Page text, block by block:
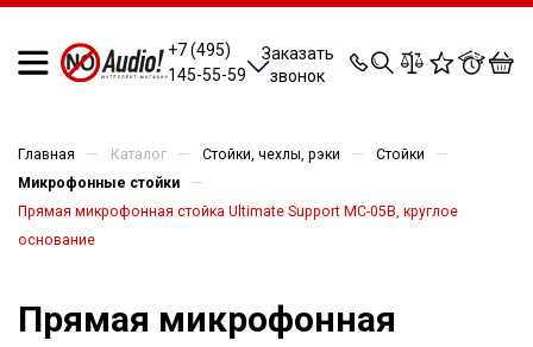
+7 (495)
145-55-59
Заказать
звонок
0 0 0 0
Главная — Каталог — Стойки, чехлы, рэки — Стойки —
Микрофонные стойки —
Прямая микрофонная стойка Ultimate Support MC-05B, круглое
основание
Прямая микрофонная